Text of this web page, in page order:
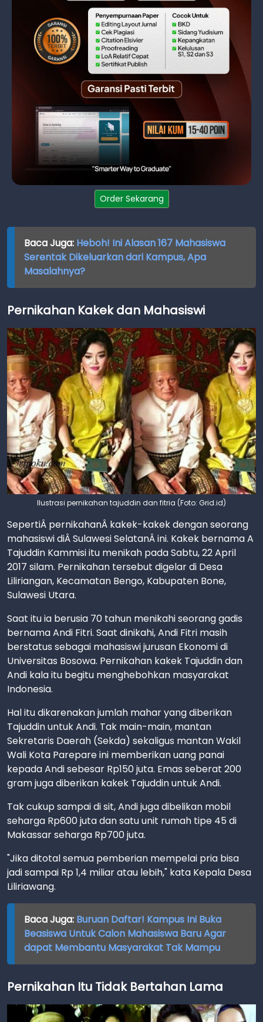
Order Sekarang
Baca Juga: Heboh! Ini Alasan 167 Mahasiswa
Serentak Dikeluarkan dari Kampus, Apa
Masalahnya?
Pernikahan Kakek dan Mahasiswi
Ilustrasi pernikahan tajuddin dan fitria (Foto: Grid.id)
SepertiÂ pernikahanÂ kakek-kakek dengan seorang
mahasiswi diÂ Sulawesi SelatanÂ ini. Kakek bernama A
Tajuddin Kammisi itu menikah pada Sabtu, 22 April
2017 silam. Pernikahan tersebut digelar di Desa
Liliriangan, Kecamatan Bengo, Kabupaten Bone,
Sulawesi Utara.
Saat itu ia berusia 70 tahun menikahi seorang gadis
bernama Andi Fitri. Saat dinikahi, Andi Fitri masih
berstatus sebagai mahasiswi jurusan Ekonomi di
Universitas Bosowa. Pernikahan kakek Tajuddin dan
Andi kala itu begitu menghebohkan masyarakat
Indonesia.
Hal itu dikarenakan jumlah mahar yang diberikan
Tajuddin untuk Andi. Tak main-main, mantan
Sekretaris Daerah (Sekda) sekaligus mantan Wakil
Wali Kota Parepare ini memberikan uang panai
kepada Andi sebesar Rp150 juta. Emas seberat 200
gram juga diberikan kakek Tajuddin untuk Andi.
Tak cukup sampai di sit, Andi juga dibelikan mobil
seharga Rp600 juta dan satu unit rumah tipe 45 di
Makassar seharga Rp700 juta.
"Jika ditotal semua pemberian mempelai pria bisa
jadi sampai Rp 1,4 miliar atau lebih," kata Kepala Desa
Liliriawang.
Baca Juga: Buruan Daftar! Kampus Ini Buka
Beasiswa Untuk Calon Mahasiswa Baru Agar
dapat Membantu Masyarakat Tak Mampu
Pernikahan Itu Tidak Bertahan Lama